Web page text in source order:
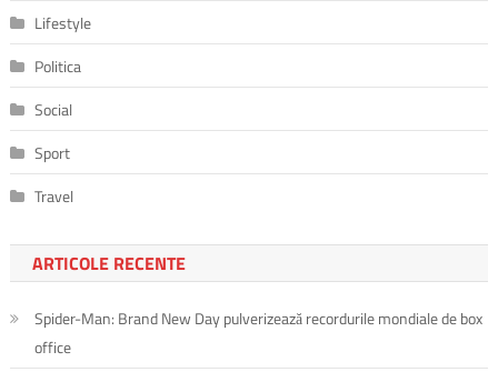
Lifestyle
Politica
Social
Sport
Travel
ARTICOLE RECENTE
Spider-Man: Brand New Day pulverizează recordurile mondiale de box
office